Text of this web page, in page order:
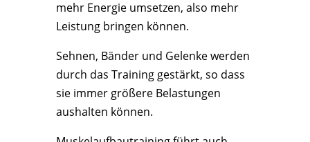
mehr Energie umsetzen, also mehr
Leistung bringen können.
Sehnen, Bänder und Gelenke werden
durch das Training gestärkt, so dass
sie immer größere Belastungen
aushalten können.